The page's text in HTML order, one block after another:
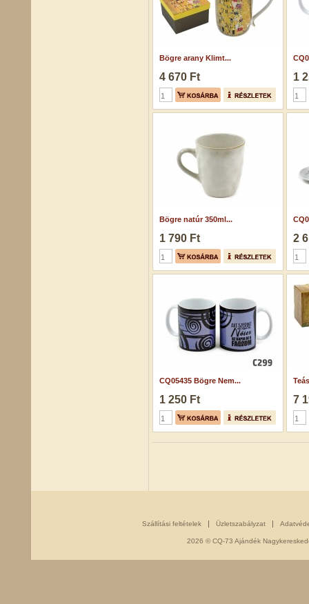
Bögre arany Klimt...
4 670 Ft 1
Bögre natúr 350ml...
1 790 Ft 2
CQ05435 Bögre Nem...
1 250 Ft 7
Szállítási feltételek Üzletszabályzat
2026 © CQ-73 Ajándék